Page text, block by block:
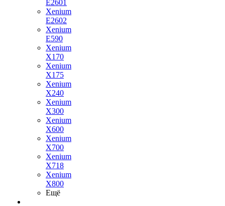
E2601
Xenium
E2602
Xenium
E590
Xenium
X170
Xenium
X175
Xenium
X240
Xenium
X300
Xenium
X600
Xenium
X700
Xenium
X718
Xenium
X800
Ещё